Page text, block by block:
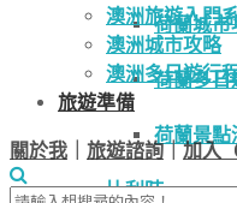
荷蘭城市
荷蘭多日
荷蘭景點
比利時
澳洲旅遊入門
澳洲城市攻略
澳洲多日遊行
旅遊準備
關於我 旅遊諮詢｜加入